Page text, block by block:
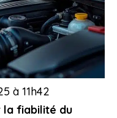
la fiabilité du
à 11h42